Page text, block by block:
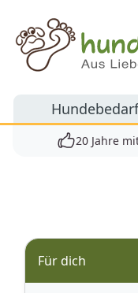
Hundeshop.de
Hundebedarf
20 Jahre
Für dich